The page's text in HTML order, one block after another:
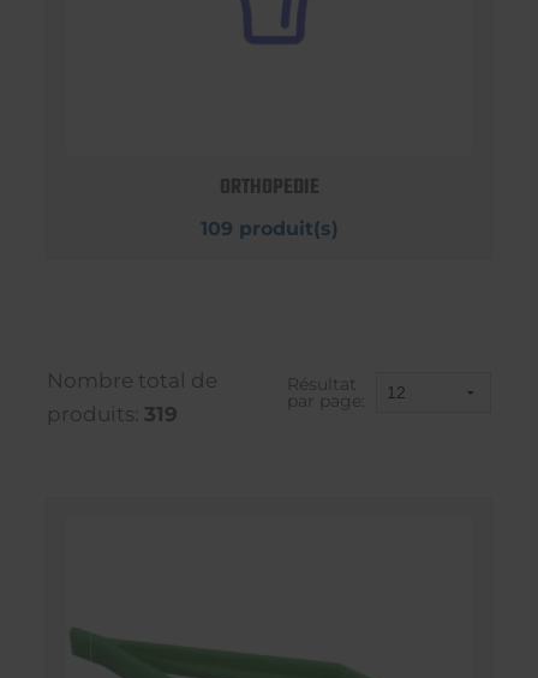
ORTHOPEDIE
109 produit(s)
Nombre total de
produits: 319
Résultat
par page: